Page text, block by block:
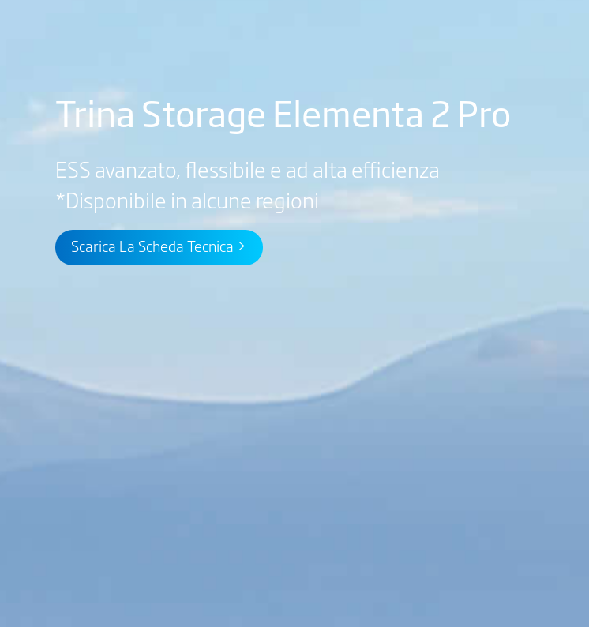
Trina Storage Elementa 2 Pro
ESS avanzato, flessibile e ad alta efficienza
*Disponibile in alcune regioni
Scarica La Scheda Tecnica >